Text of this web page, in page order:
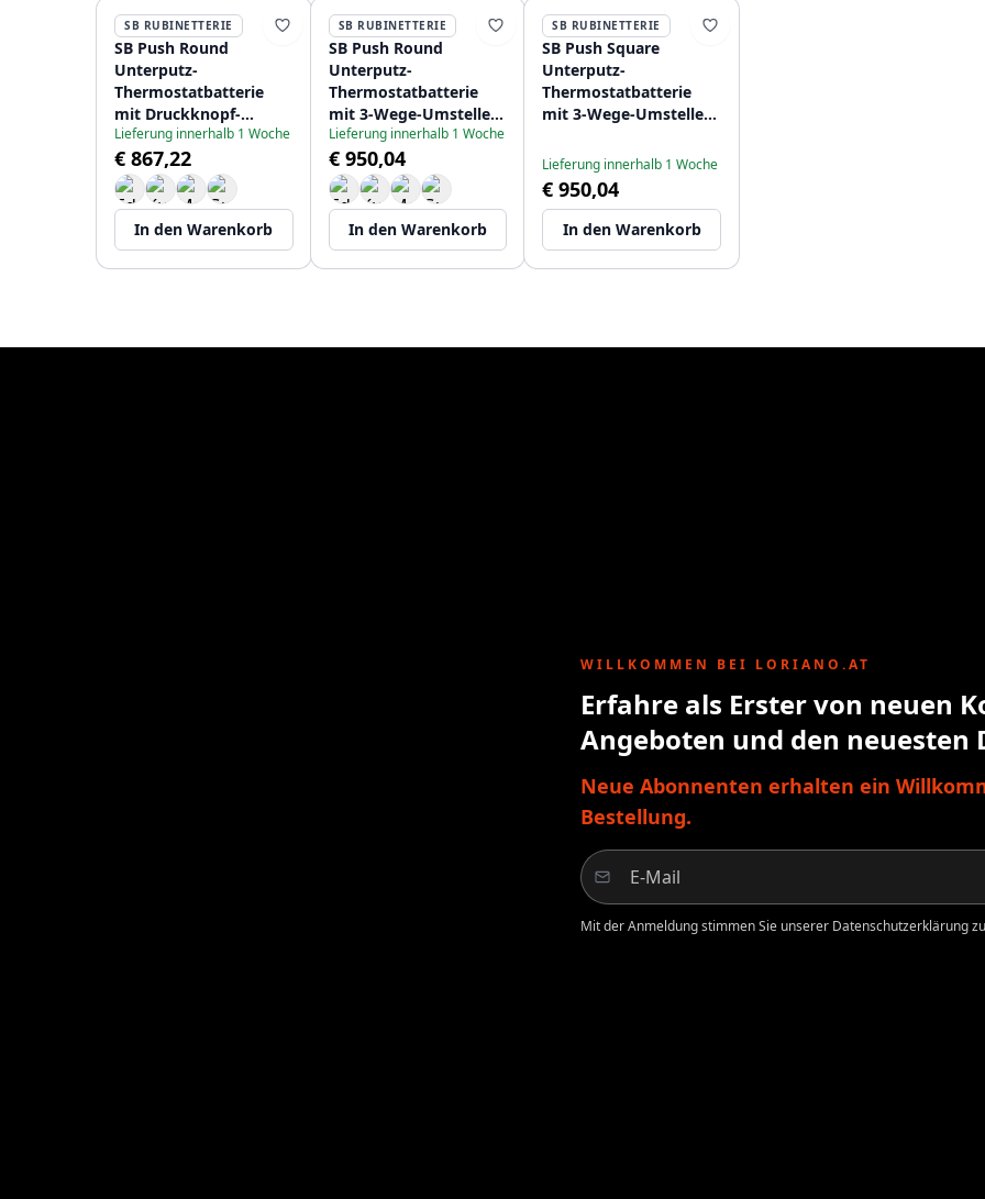
SB RUBINETTERIE
SB Push Round
Unterputz-
Thermostatbatterie
mit Druckknopf-
Umsteller und
Mengenregler Schwarz
matt 1208955065
Lieferung innerhalb 1 Woche
€ 867,22
In den Warenkorb
SB RUBINETTERIE
SB Push Round
Unterputz-
Thermostatbatterie
mit 3-Wege-Umsteller
und Mengenregler
Schwarz matt
1208955077
Lieferung innerhalb 1 Woche
€ 950,04
In den Warenkorb
SB RUBINETTERIE
SB Push Square
Unterputz-
Thermostatbatterie
mit 3-Wege-Umsteller
Schwarz matt
1208955134
Lieferung innerhalb 1 Woche
€ 950,04
In den Warenkorb
WILLKOMMEN BEI LORIANO.AT
Erfahre als Erster von neuen
Angeboten und den neuesten
Neue Abonnenten erhalten ein
Bestellung.
Mit der Anmeldung stimmen Sie unserer Datenschutzerklärung